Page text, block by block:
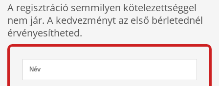
A regisztráció semmilyen kötelezettséggel
nem jár. A kedvezményt az első bérletednél
érvényesítheted.